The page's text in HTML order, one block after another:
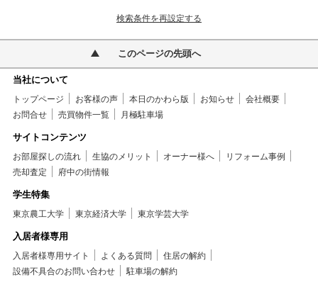
検索条件を再設定する
このページの先頭へ
当社について
トップページ お客様の声 本日のかわら版 お知らせ
会社概要
お問合せ
売買物件一覧 月極駐車場
サイトコンテンツ
お部屋探しの流れ 生協のメリット オーナー様へ
リフォーム事例
売却査定
府中の街情報
学生特集
東京農工大学 東京経済大学 東京学芸大学
入居者様専用
入居者様専用サイト よくある質問
住居の解約
設備不具合のお問い合わせ
駐車場の解約